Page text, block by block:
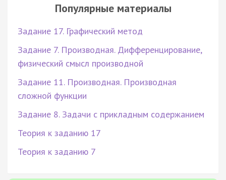
Популярные материалы
Задание 17. Графический метод
Задание 7. Производная. Дифференцирование,
физический смысл производной
Задание 11. Производная. Производная
сложной функции
Задание 8. Задачи с прикладным содержанием
Теория к заданию 17
Теория к заданию 7